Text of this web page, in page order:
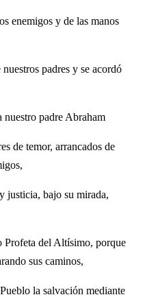
enemigos y de las manos
padres y se acordó
nuestro padre Abraham
de temor, arrancados de
justicia, bajo su mirada,
Profeta del Altísimo, porque
sus caminos,
la salvación mediante